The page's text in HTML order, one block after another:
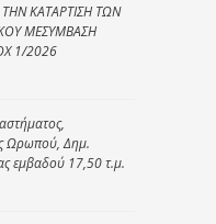
ΚΑΤΑΡΤΙΣΗ ΤΩΝ
ΜΕΣΥΜΒΑΣΗ
1/2026
Ωρωπού, Δημ.
εμβαδού 17,50 τ.μ.